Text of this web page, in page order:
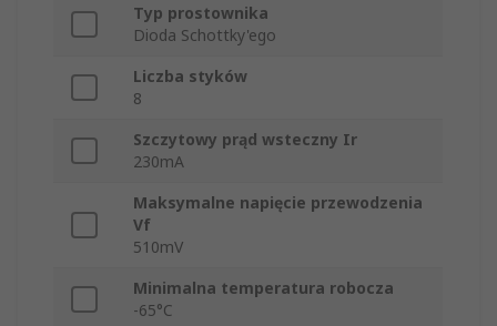
Typ prostownika
Dioda Schottky'ego
Liczba styków
8
Szczytowy prąd wsteczny Ir
230mA
Maksymalne napięcie przewodzenia
Vf
510mV
Minimalna temperatura robocza
-65°C